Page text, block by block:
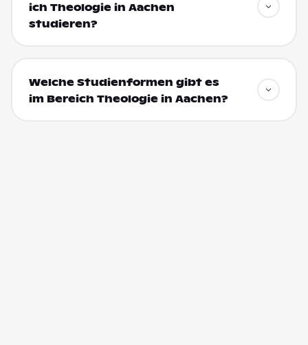
ich Theologie in Aachen
studieren?
Welche Studienformen gibt es
im Bereich Theologie in Aachen?